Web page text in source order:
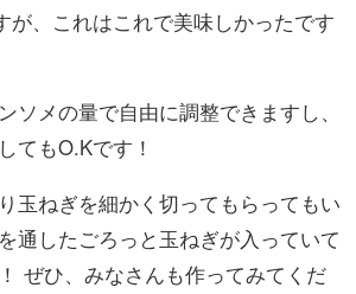
が、これはこれで美味しかったです
ソメの量で自由に調整できますし、
てもO.Kです！
玉ねぎを細かく切ってもらってもい
通したごろっと玉ねぎが入っていて
ぜひ、みなさんも作ってみてくだ